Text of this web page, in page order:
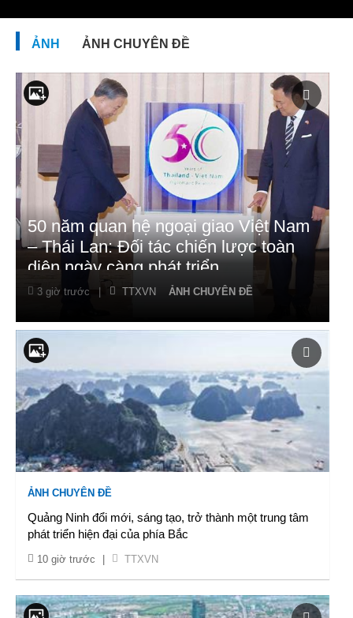
ẢNH ẢNH CHUYÊN ĐỀ
50 năm quan hệ ngoại giao Việt Nam
– Thái Lan: Đối tác chiến lược toàn
diện ngày càng phát triển
3 giờ trước TTXVN ẢNH CHUYÊN ĐỀ
ẢNH CHUYÊN ĐỀ
Quảng Ninh đổi mới, sáng tạo, trở thành một trung tâm
phát triển hiện đại của phía Bắc
10 giờ trước TTXVN